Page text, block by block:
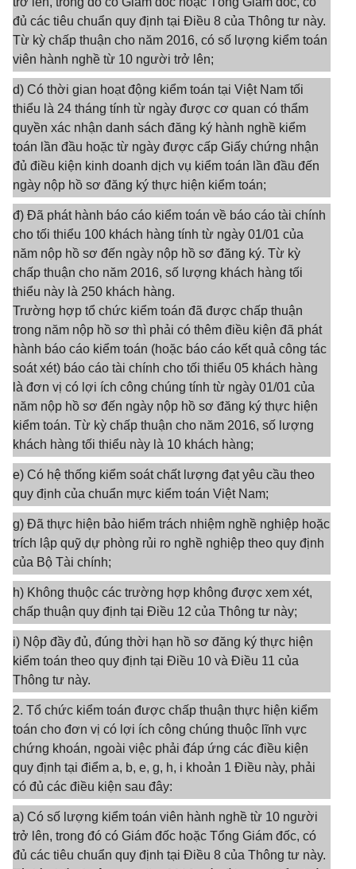
đủ các tiêu chuẩn quy định tại Điều 8 của Thông tư này.
Từ kỳ chấp thuận cho năm 2016, có số lượng kiểm toán
viên hành nghề từ 10 người trở lên;
d) Có thời gian hoạt động kiểm toán tại Việt Nam tối
thiểu là 24 tháng tính từ ngày được cơ quan có thẩm
quyền xác nhận danh sách đăng ký hành nghề kiểm
toán lần đầu hoặc từ ngày được cấp Giấy chứng nhận
đủ điều kiện kinh doanh dịch vụ kiểm toán lần đầu đến
ngày nộp hồ sơ đăng ký thực hiện kiểm toán;
đ) Đã phát hành báo cáo kiểm toán về báo cáo tài chính
cho tối thiểu 100 khách hàng tính từ ngày 01/01 của
năm nộp hồ sơ đến ngày nộp hồ sơ đăng ký. Từ kỳ
chấp thuận cho năm 2016, số lượng khách hàng tối
thiểu này là 250 khách hàng.
Trường hợp tổ chức kiểm toán đã được chấp thuận
trong năm nộp hồ sơ thì phải có thêm điều kiện đã phát
hành báo cáo kiểm toán (hoặc báo cáo kết quả công tác
soát xét) báo cáo tài chính cho tối thiểu 05 khách hàng
là đơn vị có lợi ích công chúng tính từ ngày 01/01 của
năm nộp hồ sơ đến ngày nộp hồ sơ đăng ký thực hiện
kiểm toán. Từ kỳ chấp thuận cho năm 2016, số lượng
khách hàng tối thiểu này là 10 khách hàng;
e) Có hệ thống kiểm soát chất lượng đạt yêu cầu theo
quy định của chuẩn mực kiểm toán Việt Nam;
g) Đã thực hiện bảo hiểm trách nhiệm nghề nghiệp hoặc
trích lập quỹ dự phòng rủi ro nghề nghiệp theo quy định
của Bộ Tài chính;
h) Không thuộc các trường hợp không được xem xét,
chấp thuận quy định tại Điều 12 của Thông tư này;
i) Nộp đầy đủ, đúng thời hạn hồ sơ đăng ký thực hiện
kiểm toán theo quy định tại Điều 10 và Điều 11 của
Thông tư này.
2. Tổ chức kiểm toán được chấp thuận thực hiện kiểm
toán cho đơn vị có lợi ích công chúng thuộc lĩnh vực
chứng khoán, ngoài việc phải đáp ứng các điều kiện
quy định tại điểm a, b, e, g, h, i khoản 1 Điều này, phải
có đủ các điều kiện sau đây:
a) Có số lượng kiểm toán viên hành nghề từ 10 người
trở lên, trong đó có Giám đốc hoặc Tổng Giám đốc, có
đủ các tiêu chuẩn quy định tại Điều 8 của Thông tư này.